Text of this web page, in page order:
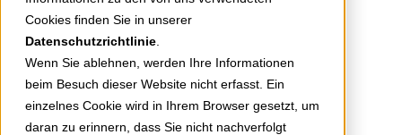
Cookies finden Sie in unserer
Datenschutzrichtlinie
Wenn Sie ablehnen, werden Ihre Informationen
beim Besuch dieser Website nicht erfasst. Ein
einzelnes Cookie wird in Ihrem Browser gesetzt, um
daran zu erinnern, dass Sie nicht nachverfolgt